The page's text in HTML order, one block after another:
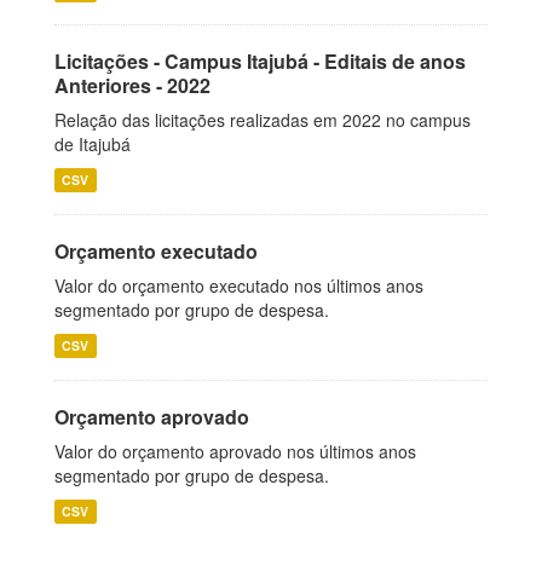
Licitações - Campus Itajubá - Editais de anos
Anteriores - 2022
Relação das licitações realizadas em 2022 no campus
de Itajubá
CSV
Orçamento executado
Valor do orçamento executado nos últimos anos
segmentado por grupo de despesa.
CSV
Orçamento aprovado
Valor do orçamento aprovado nos últimos anos
segmentado por grupo de despesa.
CSV